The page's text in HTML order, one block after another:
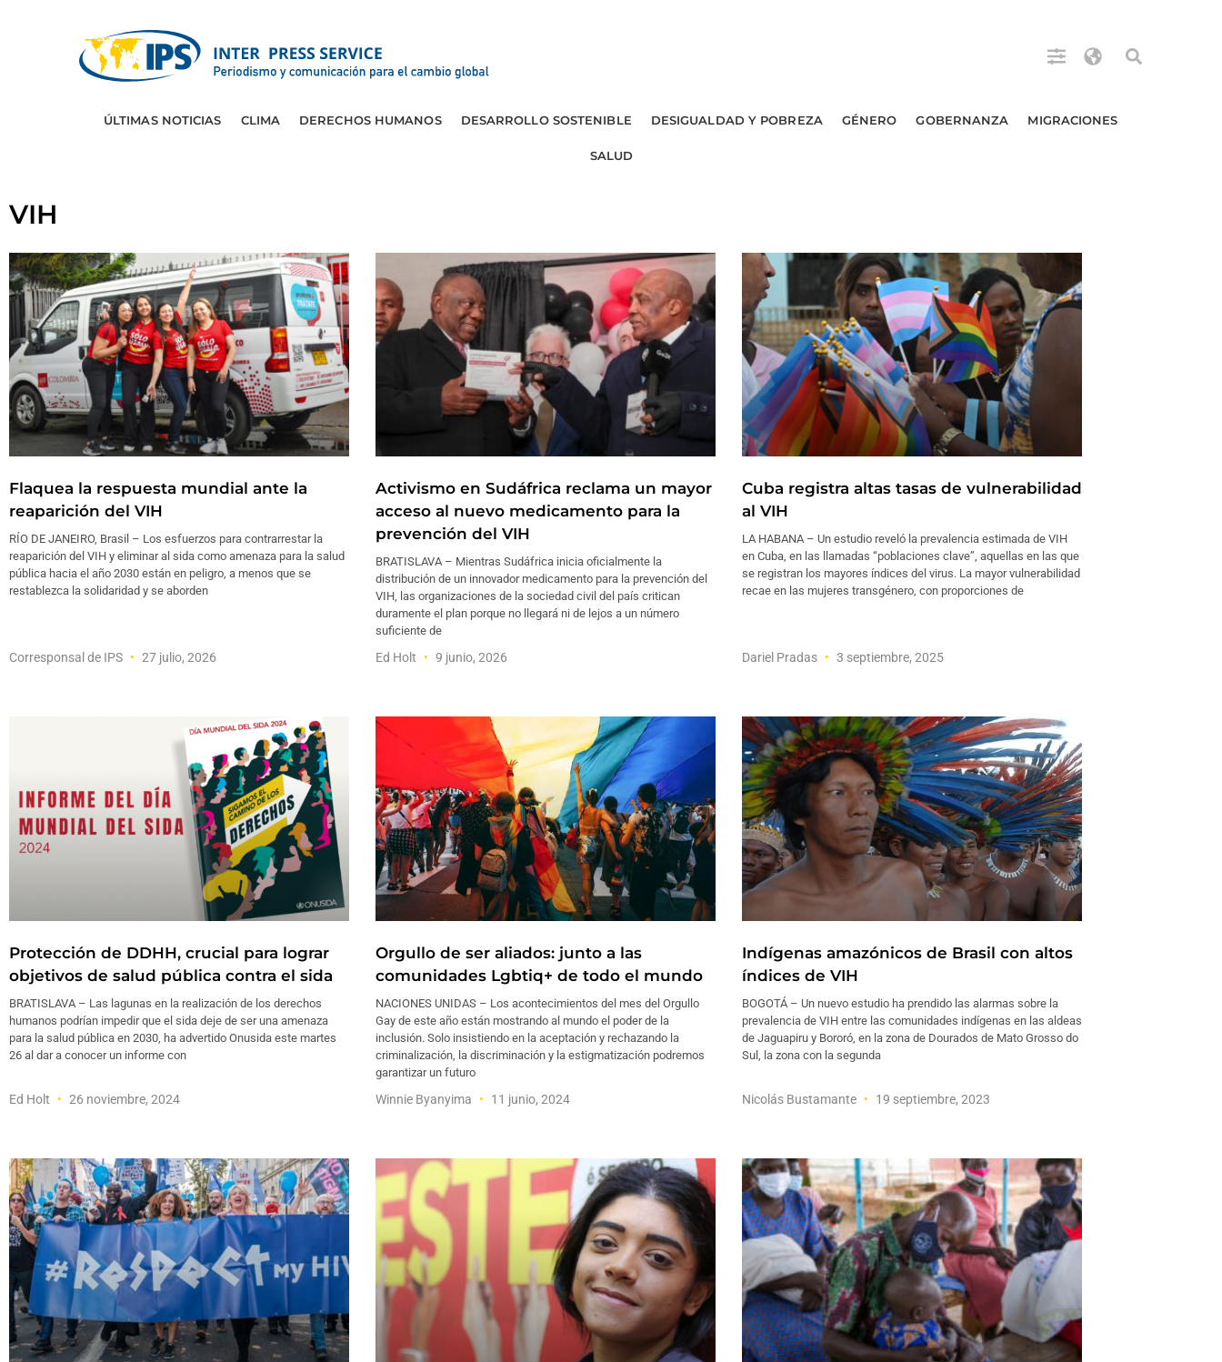
ÚLTIMAS NOTICIAS CLIMA DERECHOS HUMANOS DESARROLLO SOSTENIBLE DESIGUALDAD Y POBREZA GÉNERO GOBERNANZA MIGRACIONES
SALUD
VIH
Flaquea la respuesta mundial ante la
reaparición del VIH
RÍO DE JANEIRO, Brasil – Los esfuerzos para contrarrestar la
reaparición del VIH y eliminar al sida como amenaza para la salud
pública hacia el año 2030 están en peligro, a menos que se
restablezca la solidaridad y se aborden
Corresponsal de IPS 27 julio, 2026
Activismo en Sudáfrica reclama un mayor
acceso al nuevo medicamento para la
prevención del VIH
BRATISLAVA – Mientras Sudáfrica inicia oficialmente la
distribución de un innovador medicamento para la prevención del
VIH, las organizaciones de la sociedad civil del país critican
duramente el plan porque no llegará ni de lejos a un número
suficiente de
Ed Holt 9 junio, 2026
Cuba registra altas tasas de vulnerabilidad
al VIH
LA HABANA – Un estudio reveló la prevalencia estimada de VIH
en Cuba, en las llamadas “poblaciones clave”, aquellas en las que
se registran los mayores índices del virus. La mayor vulnerabilidad
recae en las mujeres transgénero, con proporciones de
Dariel Pradas 3 septiembre, 2025
Protección de DDHH, crucial para lograr
objetivos de salud pública contra el sida
BRATISLAVA – Las lagunas en la realización de los derechos
humanos podrían impedir que el sida deje de ser una amenaza
para la salud pública en 2030, ha advertido Onusida este martes
26 al dar a conocer un informe con
Ed Holt 26 noviembre, 2024
Orgullo de ser aliados: junto a las
comunidades Lgbtiq+ de todo el mundo
NACIONES UNIDAS – Los acontecimientos del mes del Orgullo
Gay de este año están mostrando al mundo el poder de la
inclusión. Solo insistiendo en la aceptación y rechazando la
criminalización, la discriminación y la estigmatización podremos
garantizar un futuro
Winnie Byanyima 11 junio, 2024
Indígenas amazónicos de Brasil con altos
índices de VIH
BOGOTÁ – Un nuevo estudio ha prendido las alarmas sobre la
prevalencia de VIH entre las comunidades indígenas en las aldeas
de Jaguapiru y Bororó, en la zona de Dourados de Mato Grosso do
Sul, la zona con la segunda
Nicolás Bustamante 19 septiembre, 2023